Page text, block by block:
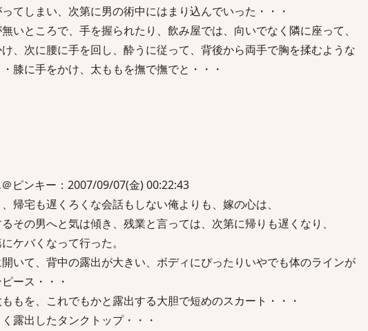
てしまい、次第に男の術中にはまり込んでいった・・・
いところで、手を握られたり、飲み屋では、向いでなく隣に座って、
、次に腰に手を回し、酔うに従って、背後から両手で胸を揉むような
膝に手をかけ、太ももを撫で撫でと・・・
ピンキー：2007/09/07(金) 00:22:43
帰宅も遅くろくな会話もしない俺よりも、嫁の心は、
その男へと気は傾き、残業と言っては、次第に帰りも遅くなり、
ケバくなって行った。
いて、背中の露出が大きい、ボディにぴったりいやでも体のラインが
ース・・・
もを、これでもかと露出する大胆で短めのスカート・・・
露出したタンクトップ・・・